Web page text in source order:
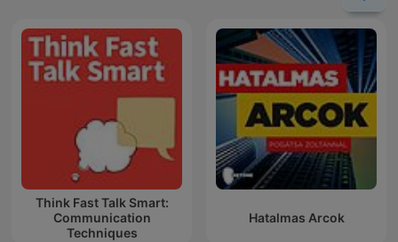
Hatalmas Arcok
Think Fast Talk Smart:
Communication
Techniques